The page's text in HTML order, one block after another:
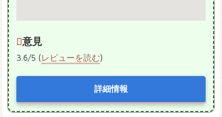
意見
3.6/5 (レビューを読む)
詳細情報